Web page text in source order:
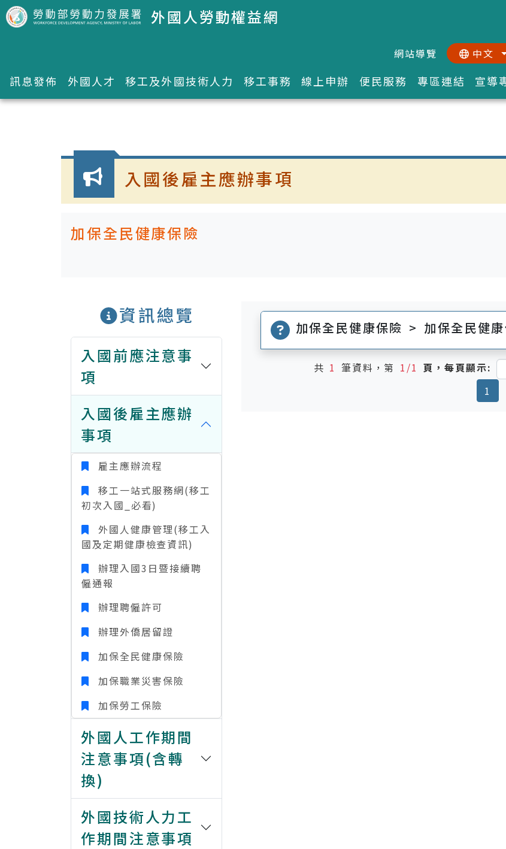
跳到主要內容區塊 外國人勞動權益網
:::網站導覽 中文
訊息發佈 外國人才 移工及外國技術人力 移工事務 線上申辦 便民服務 專區連結 宣導
入國後雇主應辦事項
加保全民健康保險
資訊總覽
入國前應注意事
項
入國後雇主應辦
事項
雇主應辦流程
移工一站式服務網(移工
初次入國_必看)
外國人健康管理(移工入
國及定期健康檢查資訊)
辦理入國3日暨接續聘
僱通報
辦理聘僱許可
辦理外僑居留證
加保全民健康保險
加保職業災害保險
加保勞工保險
外國人工作期間
注意事項(含轉
換)
外國技術人力工
作期間注意事項
加保全民健康保險 > 加保全民健
共 1 筆資料，第 1/1 頁，每頁顯示:
1